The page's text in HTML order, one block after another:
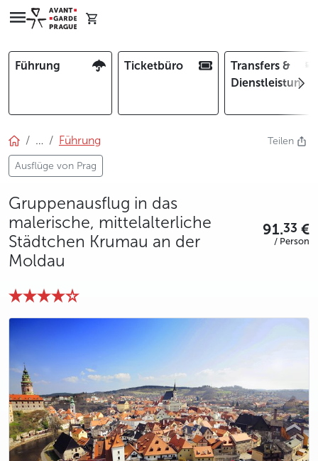
Führung Ticketbüro
Transfers &
… Führung
Ausflüge von Prag
Teilen
Gruppenausflug in das
malerische, mittelalterliche
Städtchen Krumau an der
Moldau
91.33 €
/ Person
photo 5
photo 6
photo 7
photo 8
photo 9